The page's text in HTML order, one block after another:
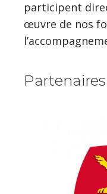
participent
œuvre de nos